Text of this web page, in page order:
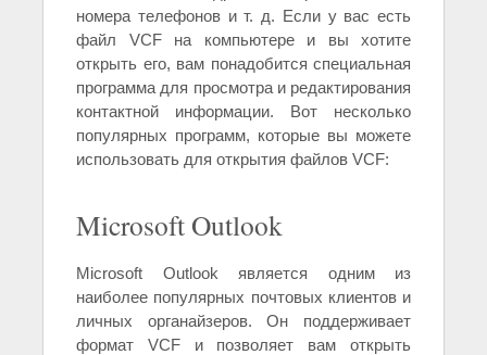
номера телефонов и т. д. Если у вас есть
файл VCF на компьютере и вы хотите
открыть его, вам понадобится специальная
программа для просмотра и редактирования
контактной информации. Вот несколько
популярных программ, которые вы можете
использовать для открытия файлов VCF:
Microsoft Outlook
Microsoft Outlook является одним из
наиболее популярных почтовых клиентов и
личных органайзеров. Он поддерживает
формат VCF и позволяет вам открыть